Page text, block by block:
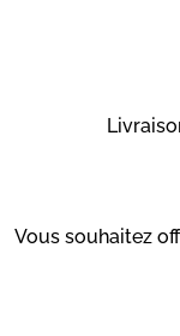
Vous souhaitez